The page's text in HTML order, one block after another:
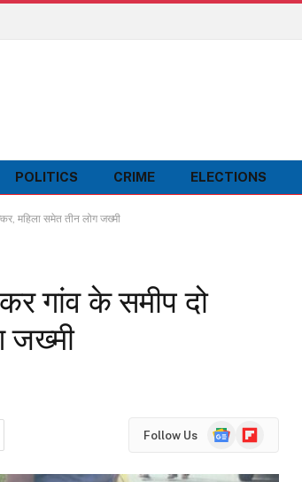
POLITICS CRIME ELECTIONS
महिला समेत तीन लोग जख्मी
गांव के समीप दो
जख्मी
Follow Us
GoogleFlipboard